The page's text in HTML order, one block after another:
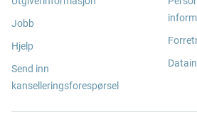
Jobb
Hjelp
Send inn
kanselleringsforespørsel